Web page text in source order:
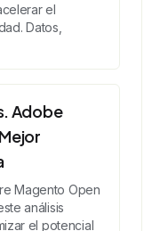
el
Datos,
Adobe
Magento Open
análisis
el potencial